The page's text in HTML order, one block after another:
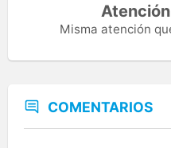
Misma atención
COMENTARIOS